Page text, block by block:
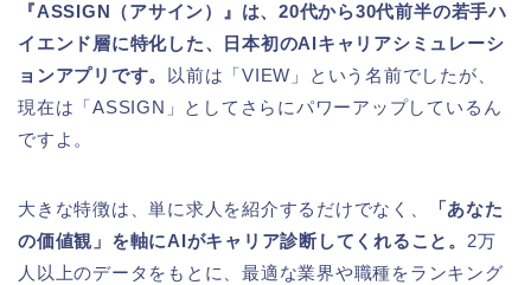
『ASSIGN（アサイン）』は、20代から30代前半の若手ハ
イエンド層に特化した、日本初のAIキャリアシミュレーシ
ョンアプリです。
以前は「VIEW」という名前でしたが、
現在は「ASSIGN」としてさらにパワーアップしているん
ですよ。
大きな特徴は、単に求人を紹介するだけでなく、
「あなた
の価値観」を軸にAIがキャリア診断してくれること。 2万
人以上のデータをもとに、最適な業界や職種をランキング